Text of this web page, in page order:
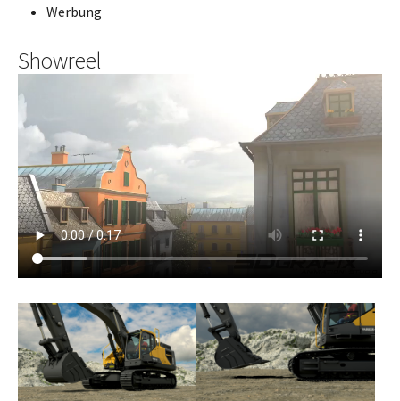
Werbung
Showreel
Show larger version Show larger version